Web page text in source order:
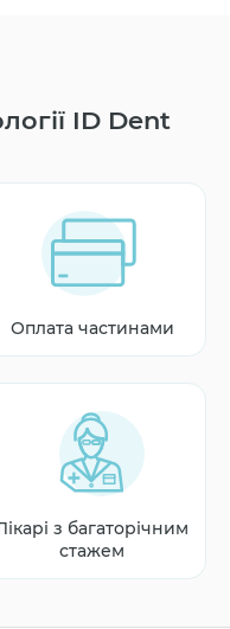
ID Dent
Оплата частинами
з багаторічним
стажем